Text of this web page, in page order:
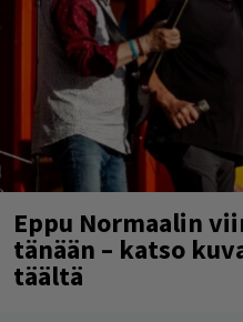
Eppu Normaalin
tänään – katso
täältä